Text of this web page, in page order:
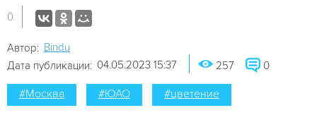
0
Автор: Bindu
Дата публикации: 04.05.2023 15:37 257 0
#Москва #ЮАО #цветение